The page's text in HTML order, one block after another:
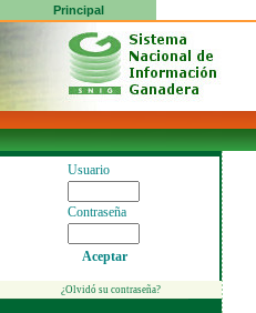
Principal
Usuario
Contraseña
Aceptar
¿Olvidó su contraseña?